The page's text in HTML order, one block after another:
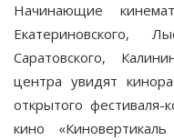
Начинающие
Екатериновского,
Саратовского,
центра увидят
открытого фестиваля-
кино